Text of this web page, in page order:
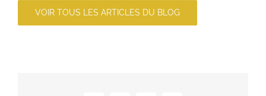
VOIR TOUS LES ARTICLES DU BLOG